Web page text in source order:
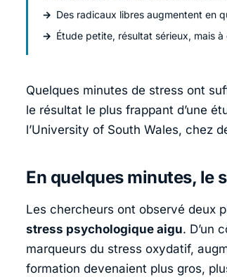
Des radicaux libres augmentent en
Étude petite, résultat sérieux, mais à
Quelques minutes de stress ont
le résultat le plus frappant d’une
l’University of South Wales, chez
En quelques minutes, le
Les chercheurs ont observé deux
stress psychologique aigu. D’un
marqueurs du stress oxydatif,
formation devenaient plus gros,